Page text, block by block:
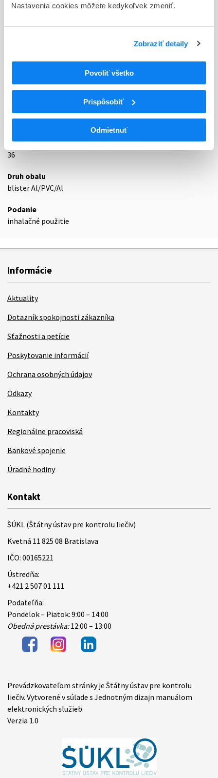
Nastavenia cookies môžete kedykoľvek zmeniť.
Zobraziť detaily
Povoliť všetko
Prispôsobiť
Odmietnuť
Indikačná skupina
N04
Antiparkinsoniká
Dopamínergické liečivá
N04BA
Dopa a jej deriváty
Levodopa
Exspirácia
36
Druh obalu
blister Al/PVC/Al
Podanie
inhalačné použitie
Informácie
Aktuality
Dotazník spokojnosti zákazníka
Sťažnosti a petície
Poskytovanie informácií
Ochrana osobných údajov
Odkazy
Kontakty
Regionálne pracoviská
Bankové spojenie
Úradné hodiny
Kontakt
ŠÚKL (Štátny ústav pre kontrolu liečiv)
Kvetná 11 825 08 Bratislava
IČO: 00165221
Ústredňa:
+421 2 507 01 111
Podateľňa:
Pondelok – Piatok: 9:00 – 14:00
Obedná prestávka:12:00 – 13:00
Items
Prevádzkovateľom stránky je Štátny ústav pre kontrolu
liečiv. Vytvorené v súlade s Jednotným dizajn manuálom
elektronických služieb.
Verzia 1.0